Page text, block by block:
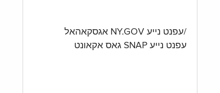
/עפנט נייע NY.GOV אגסקאהאל
עפנט נייע SNAP גאס אקאונט